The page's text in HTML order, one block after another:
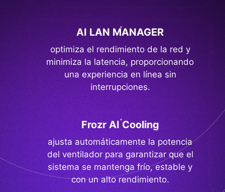
AI LAN MANAGER
optimiza el rendimiento de la red y
minimiza la latencia, proporcionando
una experiencia en línea sin
interrupciones.
Frozr AI Cooling
ajusta automáticamente la potencia
del ventilador para garantizar que el
sistema se mantenga frío, estable y
con un alto rendimiento.